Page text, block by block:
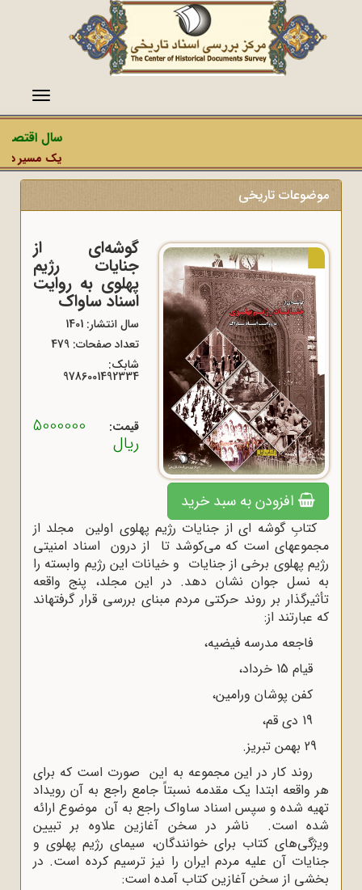
منو
سال
یک مسیر
موضوعات تاریخی
گوشه‌ای از
جنایات رژیم
پهلوی به روایت
اسناد ساواک
سال انتشار: 1401
تعداد صفحات: 479
شابک:
9786001492334
قیمت: 5000000
ریال
افزودن به سبد خرید
کتابِ گوشه ای از جنایات رژیم پهلوی اولین مجلد از
مجموعه‍ای است که می‌کوشد تا از درون اسناد امنیتی
رژیم پهلوی برخی از جنایات و خیانات این رژیم وابسته را
به نسل جوان نشان دهد. در این مجلد، پنج واقعه
تأثیرگذار بر روند حرکتی مردم مبنای بررسی قرار گرفته‍اند
که عبارتند از:
فاجعه مدرسه فیضیه،
قیام 15 خرداد،
کفن پوشان ورامین،
29 بهمن تبریز.
روند کار در این مجموعه به این صورت است که برای
هر واقعه ابتدا یک مقدمه نسبتاً جامع راجع به آن رویداد
تهیه شده و سپس اسناد ساواک راجع به آن موضوع ارائه
شده است. ناشر در سخن آغازین علاوه بر تبیین
ویژگی‌های کتاب برای خوانندگان، سیمای رژیم پهلوی و
جنایات آن علیه مردم ایران را نیز ترسیم کرده است. در
بخشی از سخن آغازین کتاب آمده است: